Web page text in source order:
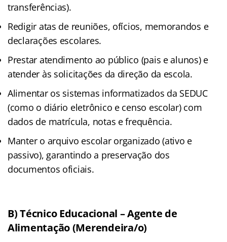
transferências).
Redigir atas de reuniões, ofícios, memorandos e
declarações escolares.
Prestar atendimento ao público (pais e alunos) e
atender às solicitações da direção da escola.
Alimentar os sistemas informatizados da SEDUC
(como o diário eletrônico e censo escolar) com
dados de matrícula, notas e frequência.
Manter o arquivo escolar organizado (ativo e
passivo), garantindo a preservação dos
documentos oficiais.
B) Técnico Educacional – Agente de
Alimentação (Merendeira/o)